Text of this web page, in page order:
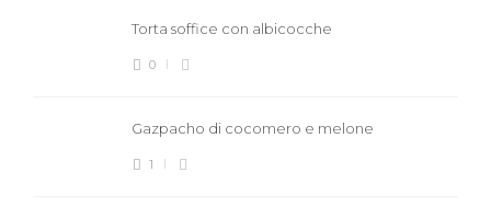
Torta soffice con albicocche
0
Gazpacho di cocomero e melone
1